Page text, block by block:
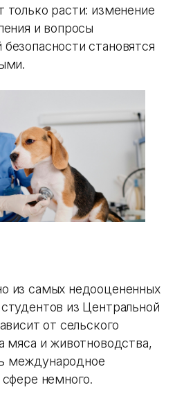
только расти: изменение
и вопросы
становятся
из самых недооцененных
из Центральной
от сельского
мяса и животноводства,
международное
немного.